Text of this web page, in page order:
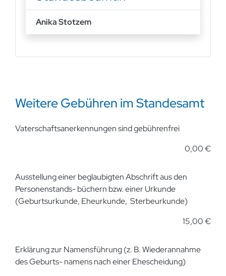
Anika Stotzem
Weitere Gebühren im Standesamt
Vaterschaftsanerkennungen sind gebührenfrei
0,00 €
Ausstellung einer beglaubigten Abschrift aus den
Personenstands- büchern bzw. einer Urkunde
(Geburtsurkunde, Eheurkunde, Sterbeurkunde)
15,00 €
Erklärung zur Namensführung (z. B. Wiederannahme
des Geburts- namens nach einer Ehescheidung)